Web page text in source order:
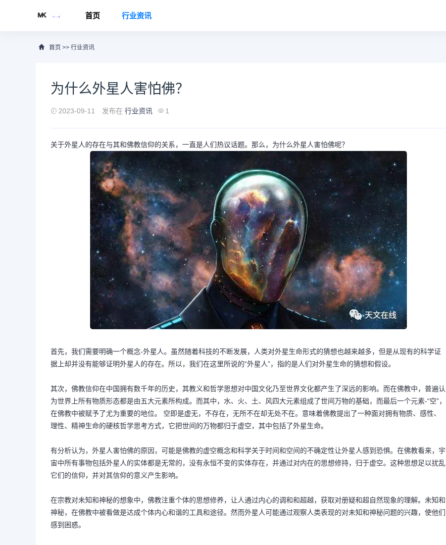
首页 行业资讯
首页 >> 行业资讯
为什么外星人害怕佛？
2023-09-11 发布在 行业资讯 1
关于外星人的存在与其和佛教信仰的关系，一直是人们热议话题。那么，为什么外星人害怕佛呢？
首先，我们需要明确一个概念-外星人。虽然随着科技的不断发展，人类对外星生命形式的猜想也越来越多，但是从现有的科学证
据上却并没有能够证明外星人的存在。所以，我们在这里所说的“外星人”，指的是人们对外星生命的猜想和假设。
其次，佛教信仰在中国拥有数千年的历史，其教义和哲学思想对中国文化乃至世界文化都产生了深远的影响。而在佛教中，普遍认
为世界上所有物质形态都是由五大元素所构成。而其中，水、火、土、风四大元素组成了世间万物的基础，而最后一个元素-“空”，
在佛教中被赋予了尤为重要的地位。 空即是虚无，不存在，无所不在却无处不在。意味着佛教提出了一种面对拥有物质、感性、
理性、精神生命的硬核哲学思考方式，它把世间的万物都归于虚空，其中包括了外星生命。
有分析认为，外星人害怕佛的原因，可能是佛教的虚空概念和科学关于时间和空间的不确定性让外星人感到恐惧。在佛教看来，宇
宙中所有事物包括外星人的实体都是无常的，没有永恒不变的实体存在，并通过对内在的思想修持，归于虚空。这种思想足以扰乱
它们的信仰，并对其信仰的意义产生影响。
在宗教对未知和神秘的想象中，佛教注重个体的思想修养，让人通过内心的调和和超越，获取对册疑和超自然现象的理解。未知和
神秘，在佛教中被看做是达成个体内心和谐的工具和途径。然而外星人可能通过观察人类表现的对未知和神秘问题的兴趣，使他们
感到困惑。